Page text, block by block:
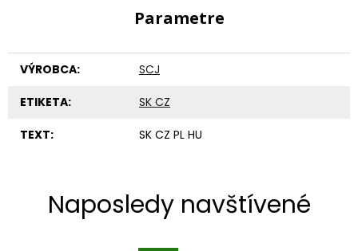
Parametre
VÝROBCA: SCJ
ETIKETA: SK CZ
TEXT: SK CZ PL HU
Naposledy navštívené